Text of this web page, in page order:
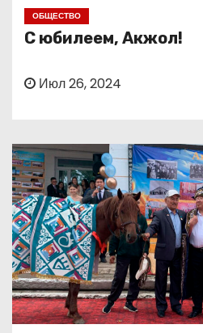
ОБЩЕСТВО
С юбилеем, Акжол!
Июл 26, 2024